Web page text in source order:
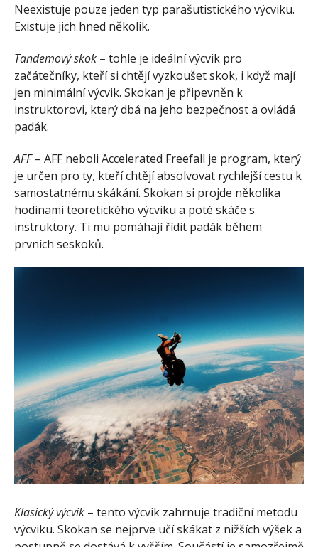
Neexistuje pouze jeden typ parašutistického výcviku.
Existuje jich hned několik.
Tandemový skok – tohle je ideální výcvik pro
začátečníky, kteří si chtějí vyzkoušet skok, i když mají
jen minimální výcvik. Skokan je připevněn k
instruktorovi, který dbá na jeho bezpečnost a ovládá
padák.
AFF– AFF neboli Accelerated Freefall je program, který
je určen pro ty, kteří chtějí absolvovat rychlejší cestu k
samostatnému skákání. Skokan si projde několika
hodinami teoretického výcviku a poté skáče s
instruktory. Ti mu pomáhají řídit padák během
prvních seskoků.
Klasický výcvik – tento výcvik zahrnuje tradiční metodu
výcviku. Skokan se nejprve učí skákat z nižších výšek a